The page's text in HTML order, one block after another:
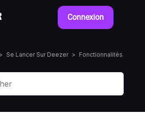
Connexion
Se Lancer Sur Deezer Fonctionnalités